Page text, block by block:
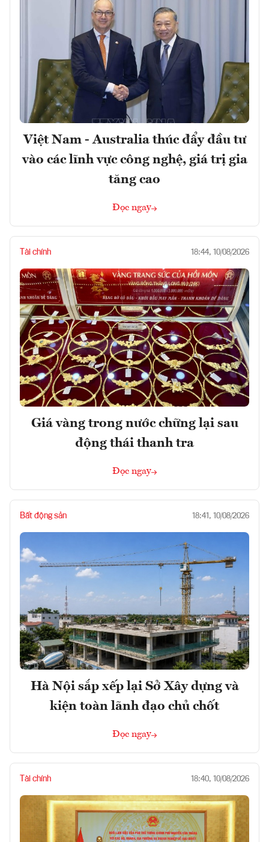
Việt Nam - Australia thúc đẩy đầu tư
vào các lĩnh vực công nghệ, giá trị gia
tăng cao
Đọc ngay
Tài chính 18:44, 10/08/2026
Giá vàng trong nước chững lại sau
động thái thanh tra
Đọc ngay
Bất động sản 18:41, 10/08/2026
Hà Nội sắp xếp lại Sở Xây dựng và
kiện toàn lãnh đạo chủ chốt
Đọc ngay
Tài chính 18:40, 10/08/2026